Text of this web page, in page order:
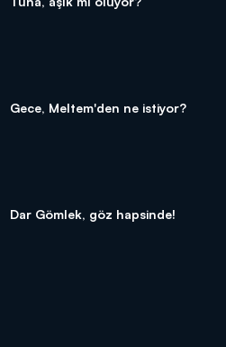
Gece, Meltem'den ne istiyor?
Dar Gömlek, göz hapsinde!